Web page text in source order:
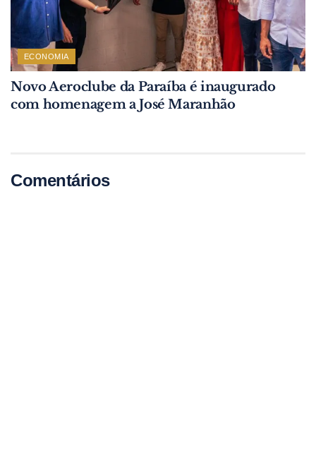
ECONOMIA
Novo Aeroclube da Paraíba é inaugurado
com homenagem a José Maranhão
Comentários